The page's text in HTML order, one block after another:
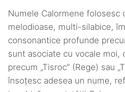
Numele Calormene folosesc
melodioase, multi-silabice,
consonantice profunde
sunt asociate cu vocale moi,
precum „Tisroc” (Rege) sau
însoțesc adesea un nume,